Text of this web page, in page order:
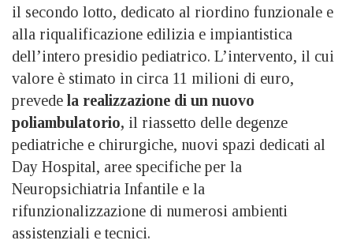
il secondo lotto, dedicato al riordino funzionale e
alla riqualificazione edilizia e impiantistica
dell’intero presidio pediatrico. L’intervento, il cui
valore è stimato in circa 11 milioni di euro,
prevede la realizzazione di un nuovo
poliambulatorio, il riassetto delle degenze
pediatriche e chirurgiche, nuovi spazi dedicati al
Day Hospital, aree specifiche per la
Neuropsichiatria Infantile e la
rifunzionalizzazione di numerosi ambienti
assistenziali e tecnici.